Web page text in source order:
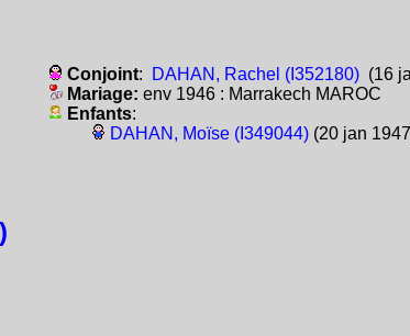
Conjoint: DAHAN, Rachel (I352180) (16
Mariage:env 1946 : Marrakech MAROC
Enfants:
DAHAN, Moïse (I349044) (20 jan